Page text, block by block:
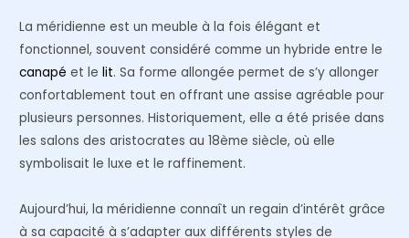
La méridienne est un meuble à la fois élégant et
fonctionnel, souvent considéré comme un hybride entre le
canapé et lelit. Sa forme allongée permet de s’y allonger
confortablement tout en offrant une assise agréable pour
plusieurs personnes. Historiquement, elle a été prisée dans
les salons des aristocrates au 18ème siècle, où elle
symbolisait le luxe et le raffinement.
Aujourd’hui, la méridienne connaît un regain d’intérêt grâce
à sa capacité à s’adapter aux différents styles de